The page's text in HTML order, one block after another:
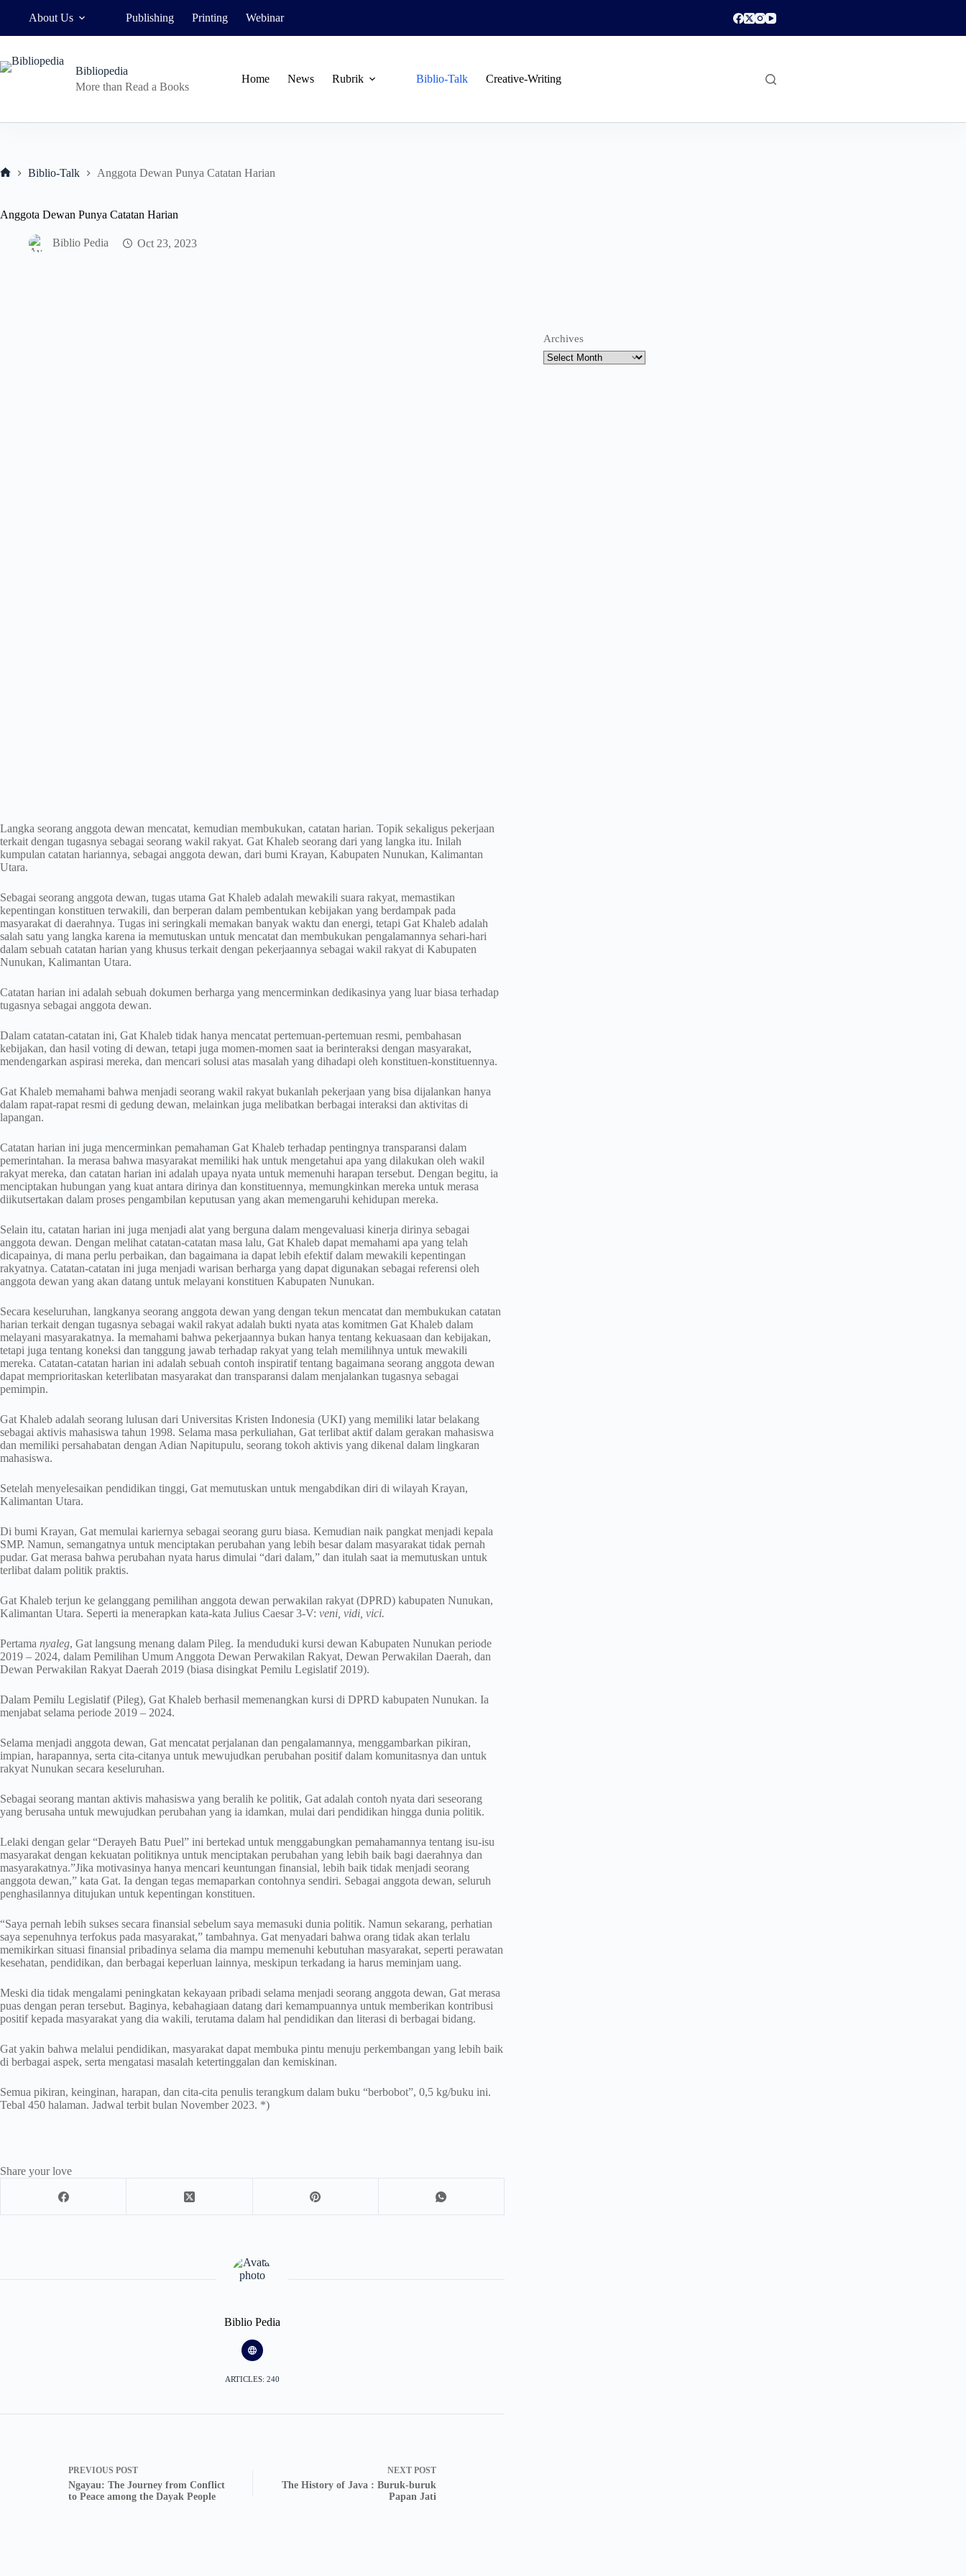
About Us Publishing Printing Webinar
Bibliopedia
More than Read a Books
Home News Rubrik Biblio-Talk Creative-Writing
Biblio-Talk Anggota Dewan Punya Catatan Harian
Anggota Dewan Punya Catatan Harian
Biblio Pedia Oct 23, 2023
Langka seorang anggota dewan mencatat, kemudian membukukan, catatan harian. Topik sekaligus pekerjaan
terkait dengan tugasnya sebagai seorang wakil rakyat. Gat Khaleb seorang dari yang langka itu. Inilah
kumpulan catatan hariannya, sebagai anggota dewan, dari bumi Krayan, Kabupaten Nunukan, Kalimantan
Utara.
Sebagai seorang anggota dewan, tugas utama Gat Khaleb adalah mewakili suara rakyat, memastikan
kepentingan konstituen terwakili, dan berperan dalam pembentukan kebijakan yang berdampak pada
masyarakat di daerahnya. Tugas ini seringkali memakan banyak waktu dan energi, tetapi Gat Khaleb adalah
salah satu yang langka karena ia memutuskan untuk mencatat dan membukukan pengalamannya sehari-hari
dalam sebuah catatan harian yang khusus terkait dengan pekerjaannya sebagai wakil rakyat di Kabupaten
Nunukan, Kalimantan Utara.
Catatan harian ini adalah sebuah dokumen berharga yang mencerminkan dedikasinya yang luar biasa terhadap
tugasnya sebagai anggota dewan.
Dalam catatan-catatan ini, Gat Khaleb tidak hanya mencatat pertemuan-pertemuan resmi, pembahasan
kebijakan, dan hasil voting di dewan, tetapi juga momen-momen saat ia berinteraksi dengan masyarakat,
mendengarkan aspirasi mereka, dan mencari solusi atas masalah yang dihadapi oleh konstituen-konstituennya.
Gat Khaleb memahami bahwa menjadi seorang wakil rakyat bukanlah pekerjaan yang bisa dijalankan hanya
dalam rapat-rapat resmi di gedung dewan, melainkan juga melibatkan berbagai interaksi dan aktivitas di
lapangan.
Catatan harian ini juga mencerminkan pemahaman Gat Khaleb terhadap pentingnya transparansi dalam
pemerintahan. Ia merasa bahwa masyarakat memiliki hak untuk mengetahui apa yang dilakukan oleh wakil
rakyat mereka, dan catatan harian ini adalah upaya nyata untuk memenuhi harapan tersebut. Dengan begitu, ia
menciptakan hubungan yang kuat antara dirinya dan konstituennya, memungkinkan mereka untuk merasa
diikutsertakan dalam proses pengambilan keputusan yang akan memengaruhi kehidupan mereka.
Selain itu, catatan harian ini juga menjadi alat yang berguna dalam mengevaluasi kinerja dirinya sebagai
anggota dewan. Dengan melihat catatan-catatan masa lalu, Gat Khaleb dapat memahami apa yang telah
dicapainya, di mana perlu perbaikan, dan bagaimana ia dapat lebih efektif dalam mewakili kepentingan
rakyatnya. Catatan-catatan ini juga menjadi warisan berharga yang dapat digunakan sebagai referensi oleh
anggota dewan yang akan datang untuk melayani konstituen Kabupaten Nunukan.
Secara keseluruhan, langkanya seorang anggota dewan yang dengan tekun mencatat dan membukukan catatan
harian terkait dengan tugasnya sebagai wakil rakyat adalah bukti nyata atas komitmen Gat Khaleb dalam
melayani masyarakatnya. Ia memahami bahwa pekerjaannya bukan hanya tentang kekuasaan dan kebijakan,
tetapi juga tentang koneksi dan tanggung jawab terhadap rakyat yang telah memilihnya untuk mewakili
mereka. Catatan-catatan harian ini adalah sebuah contoh inspiratif tentang bagaimana seorang anggota dewan
dapat memprioritaskan keterlibatan masyarakat dan transparansi dalam menjalankan tugasnya sebagai
pemimpin.
Gat Khaleb adalah seorang lulusan dari Universitas Kristen Indonesia (UKI) yang memiliki latar belakang
sebagai aktivis mahasiswa tahun 1998. Selama masa perkuliahan, Gat terlibat aktif dalam gerakan mahasiswa
dan memiliki persahabatan dengan Adian Napitupulu, seorang tokoh aktivis yang dikenal dalam lingkaran
mahasiswa.
Setelah menyelesaikan pendidikan tinggi, Gat memutuskan untuk mengabdikan diri di wilayah Krayan,
Kalimantan Utara.
Di bumi Krayan, Gat memulai kariernya sebagai seorang guru biasa. Kemudian naik pangkat menjadi kepala
SMP. Namun, semangatnya untuk menciptakan perubahan yang lebih besar dalam masyarakat tidak pernah
pudar. Gat merasa bahwa perubahan nyata harus dimulai “dari dalam,” dan itulah saat ia memutuskan untuk
terlibat dalam politik praktis.
Gat Khaleb terjun ke gelanggang pemilihan anggota dewan perwakilan rakyat (DPRD) kabupaten Nunukan,
Kalimantan Utara. Seperti ia menerapkan kata-kata Julius Caesar 3-V: veni, vidi, vici.
Pertama nyaleg, Gat langsung menang dalam Pileg. Ia menduduki kursi dewan Kabupaten Nunukan periode
2019 – 2024, dalam Pemilihan Umum Anggota Dewan Perwakilan Rakyat, Dewan Perwakilan Daerah, dan
Dewan Perwakilan Rakyat Daerah 2019 (biasa disingkat Pemilu Legislatif 2019).
Dalam Pemilu Legislatif (Pileg), Gat Khaleb berhasil memenangkan kursi di DPRD kabupaten Nunukan. Ia
menjabat selama periode 2019 – 2024.
Selama menjadi anggota dewan, Gat mencatat perjalanan dan pengalamannya, menggambarkan pikiran,
impian, harapannya, serta cita-citanya untuk mewujudkan perubahan positif dalam komunitasnya dan untuk
rakyat Nunukan secara keseluruhan.
Sebagai seorang mantan aktivis mahasiswa yang beralih ke politik, Gat adalah contoh nyata dari seseorang
yang berusaha untuk mewujudkan perubahan yang ia idamkan, mulai dari pendidikan hingga dunia politik.
Lelaki dengan gelar “Derayeh Batu Puel” ini bertekad untuk menggabungkan pemahamannya tentang isu-isu
masyarakat dengan kekuatan politiknya untuk menciptakan perubahan yang lebih baik bagi daerahnya dan
masyarakatnya.”Jika motivasinya hanya mencari keuntungan finansial, lebih baik tidak menjadi seorang
anggota dewan,” kata Gat. Ia dengan tegas memaparkan contohnya sendiri. Sebagai anggota dewan, seluruh
penghasilannya ditujukan untuk kepentingan konstituen.
“Saya pernah lebih sukses secara finansial sebelum saya memasuki dunia politik. Namun sekarang, perhatian
saya sepenuhnya terfokus pada masyarakat,” tambahnya. Gat menyadari bahwa orang tidak akan terlalu
memikirkan situasi finansial pribadinya selama dia mampu memenuhi kebutuhan masyarakat, seperti perawatan
kesehatan, pendidikan, dan berbagai keperluan lainnya, meskipun terkadang ia harus meminjam uang.
Meski dia tidak mengalami peningkatan kekayaan pribadi selama menjadi seorang anggota dewan, Gat merasa
puas dengan peran tersebut. Baginya, kebahagiaan datang dari kemampuannya untuk memberikan kontribusi
positif kepada masyarakat yang dia wakili, terutama dalam hal pendidikan dan literasi di berbagai bidang.
Gat yakin bahwa melalui pendidikan, masyarakat dapat membuka pintu menuju perkembangan yang lebih baik
di berbagai aspek, serta mengatasi masalah ketertinggalan dan kemiskinan.
Semua pikiran, keinginan, harapan, dan cita-cita penulis terangkum dalam buku “berbobot”, 0,5 kg/buku ini.
Tebal 450 halaman. Jadwal terbit bulan November 2023. *)
Share your love
Biblio Pedia
ARTICLES: 240
PREVIOUS POST
Ngayau: The Journey from Conflict
to Peace among the Dayak People
NEXT POST
The History of Java : Buruk-buruk
Papan Jati
Archives